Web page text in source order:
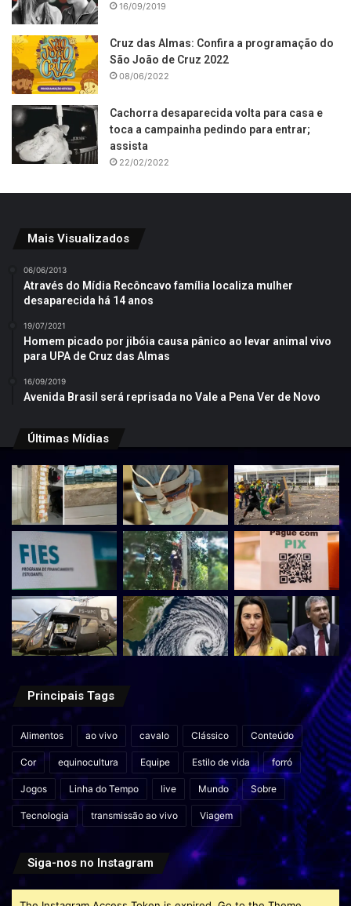
16/09/2019
Cruz das Almas: Confira a programação do
São João de Cruz 2022
08/06/2022
Cachorra desaparecida volta para casa e
toca a campainha pedindo para entrar;
assista
22/02/2022
Mais Visualizados
06/06/2013
Através do Mídia Recôncavo família localiza mulher
desaparecida há 14 anos
19/07/2021
Homem picado por jibóia causa pânico ao levar animal vivo
para UPA de Cruz das Almas
16/09/2019
Avenida Brasil será reprisada no Vale a Pena Ver de Novo
Últimas Mídias
Principais Tags
Alimentos ao vivo cavalo Clássico Conteúdo
Cor equinocultura Equipe Estilo de vida forró
Jogos Linha do Tempo live Mundo Sobre
Tecnologia transmissão ao vivo Viagem
Siga-nos no Instagram